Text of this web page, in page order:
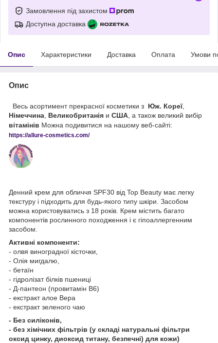
Замовлення під захистом
Доступна доставка
Опис Характеристики Доставка Оплата Умови
Опис
Весь асортимент прекрасної косметики з Юж. Кореї,
Німеччина Великобританія и США , а також великий вибір
вітамінів Можна подивитися на нашому веб-сайті:
https://allure-cosmetics.com/
Денний крем для обличчя SPF30 від Top Beauty має легку
текстуру і підходить для будь-якого типу шкіри. Засобом
можна користовуватись з 18 років. Крем містить багато
компонентів рослинного походження і є гіпоаллергенним
засобом.
Активні компоненти:
- олвя виноградної кісточки,
- Олія мигдалю,
- бетаїн
- гідролізат білків пшениці
- Д-пантеон (провитамін В6)
- екстракт алое Вера
- екстракт зеленого чаю
- Без силіконів,
- без хімічних фільтрів (у складі натуральні фільтри
оксид цинку, диоксид титану, безпечні) для кожи)